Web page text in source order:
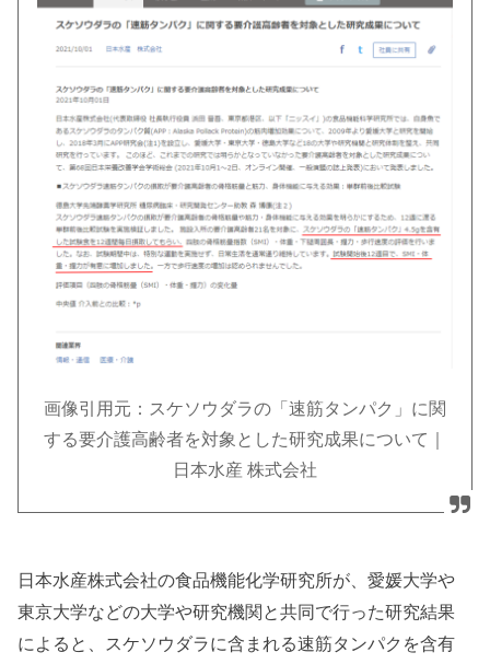
画像引用元：スケソウダラの「速筋タンパク」に関
する要介護高齢者を対象とした研究成果について｜
日本水産 株式会社
日本水産株式会社の食品機能化学研究所が、愛媛大学や
東京大学などの大学や研究機関と共同で行った研究結果
によると、スケソウダラに含まれる速筋タンパクを含有